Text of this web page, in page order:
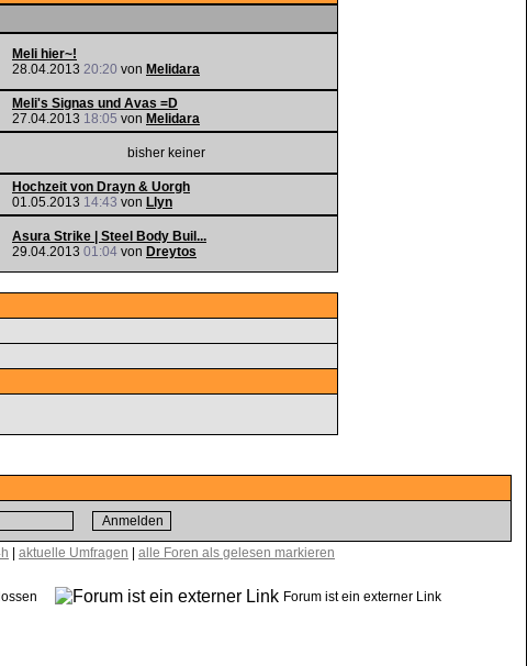
Meli hier~!
28.04.2013 20:20 von Melidara
Meli's Signas und Avas =D
27.04.2013 18:05 von Melidara
bisher keiner
Hochzeit von Drayn & Uorgh
01.05.2013 14:43 von Llyn
Asura Strike | Steel Body Buil...
29.04.2013 01:04 von Dreytos
aktuelle Umfragen alle Foren als gelesen markieren
Forum ist ein externer Link